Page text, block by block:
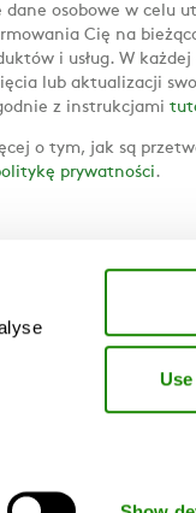
dane osobowe w celu
Cię na
i usług. W
lub aktualizacji
z instrukcjami
o tym, jak są
prywatności.